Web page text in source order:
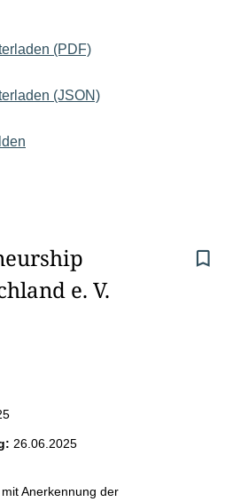
(PDF)
(JSON)
e. V.
26.06.2025
Anerkennung der